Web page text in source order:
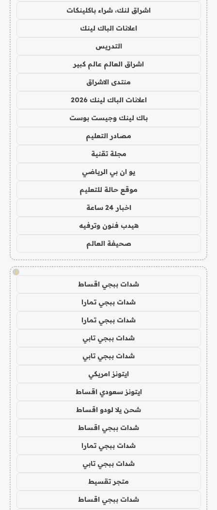
اشراق لنك، شراء باكلينكات
اعلانات الباك لينك
التدريس
اشراق العالم عالم كبير
منتدى الاشراق
اعلانات الباك لينك 2026
باك لينك وجيست بوست
مصادر التعليم
مجلة تقنية
يو ان بي الرياضي
موقع حالة للتعليم
اخبار 24 ساعة
هيدب فنون وترفيه
صحيفة العالم
!
شدات ببجي اقساط
شدات ببجي تمارا
شدات ببجي تمارا
شدات ببجي تابي
شدات ببجي تابي
ايتونز امريكي
ايتونز سعودي اقساط
شحن يلا لودو اقساط
شدات ببجي اقساط
شدات ببجي تمارا
شدات ببجي تابي
متجر تقسيط
شدات ببجي اقساط